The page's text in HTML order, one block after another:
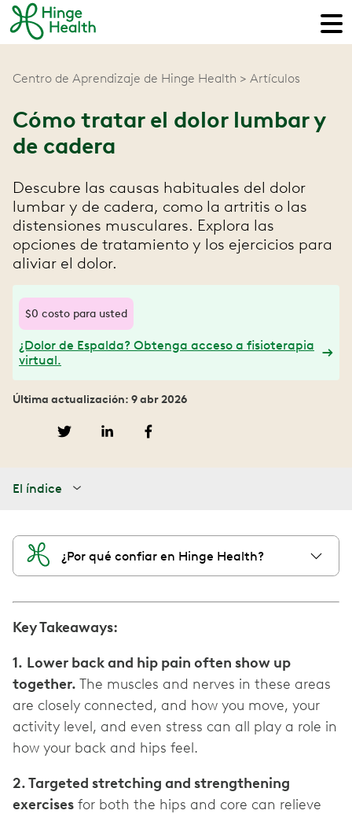
Centro de Aprendizaje de Hinge Health Artículos
Cómo tratar el dolor lumbar y
de cadera
Descubre las causas habituales del dolor
lumbar y de cadera, como la artritis o las
distensiones musculares. Explora las
opciones de tratamiento y los ejercicios para
aliviar el dolor.
$0 costo para usted
¿Dolor de Espalda? Obtenga acceso a fisioterapia
virtual.
Última actualización: 9 abr 2026
El índice
¿Por qué confiar en Hinge Health?
Key Takeaways:
1. Lower back and hip pain often show up
together. The muscles and nerves in these areas
are closely connected, and how you move, your
activity level, and even stress can all play a role in
2. Targeted stretching and strengthening
exercises for both the hips and core can relieve